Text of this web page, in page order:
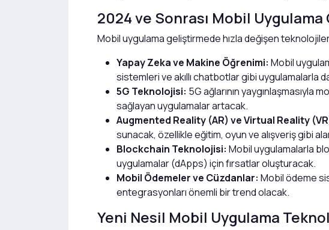
2024 ve Sonrası Mobil
Mobil uygulama geliştirmede hızla değişen
Yapay Zeka ve Makine Öğrenimi: Mobil
sistemleri ve akıllı chatbotlar gibi uygulamalarla
5G Teknolojisi: 5G ağlarının yaygınlaşmasıyla
sağlayan uygulamalar artacak.
Augmented Reality (AR) ve Virtual Reality
sunacak, özellikle eğitim, oyun ve alışveriş gibi
Blockchain Teknolojisi: Mobil uygulamalarla
uygulamalar (dApps) için fırsatlar oluşturacak.
Mobil Ödemeler ve Cüzdanlar: Mobil ödeme
entegrasyonları önemli bir trend olacak.
Yeni Nesil Mobil Uygulama